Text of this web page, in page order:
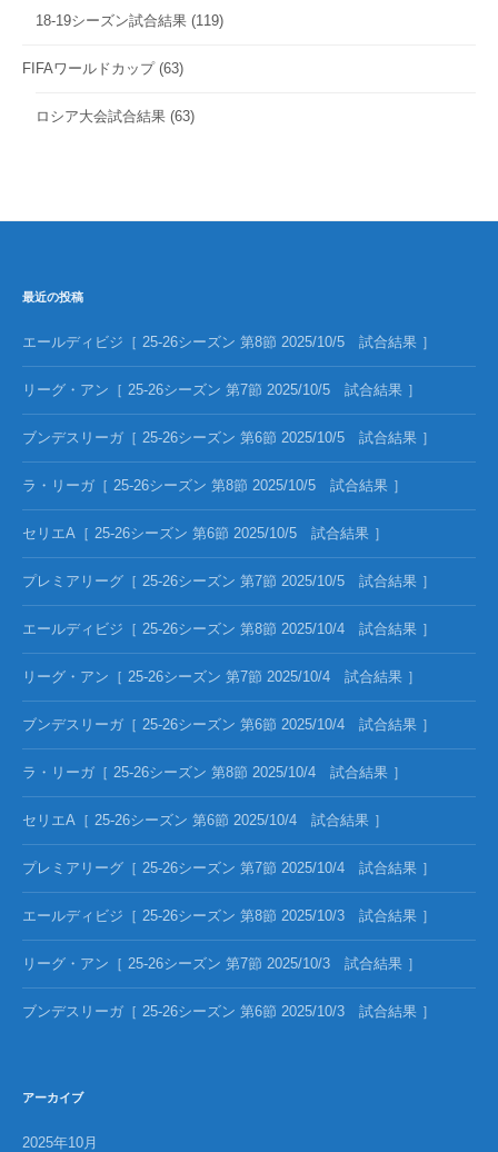
18-19シーズン試合結果 (119)
FIFAワールドカップ(63)
ロシア大会試合結果 (63)
最近の投稿
エールディビジ［ 25-26シーズン 第8節 2025/10/5 試合結果 ］
リーグ・アン［ 25-26シーズン 第7節 2025/10/5 試合結果 ］
ブンデスリーガ［ 25-26シーズン 第6節 2025/10/5 試合結果 ］
ラ・リーガ［ 25-26シーズン 第8節 2025/10/5 試合結果 ］
セリエA［ 25-26シーズン 第6節 2025/10/5 試合結果 ］
プレミアリーグ［ 25-26シーズン 第7節 2025/10/5 試合結果 ］
エールディビジ［ 25-26シーズン 第8節 2025/10/4 試合結果 ］
リーグ・アン［ 25-26シーズン 第7節 2025/10/4 試合結果 ］
ブンデスリーガ［ 25-26シーズン 第6節 2025/10/4 試合結果 ］
ラ・リーガ［ 25-26シーズン 第8節 2025/10/4 試合結果 ］
セリエA［ 25-26シーズン 第6節 2025/10/4 試合結果 ］
プレミアリーグ［ 25-26シーズン 第7節 2025/10/4 試合結果 ］
エールディビジ［ 25-26シーズン 第8節 2025/10/3 試合結果 ］
リーグ・アン［ 25-26シーズン 第7節 2025/10/3 試合結果 ］
ブンデスリーガ［ 25-26シーズン 第6節 2025/10/3 試合結果 ］
アーカイブ
2025年10月